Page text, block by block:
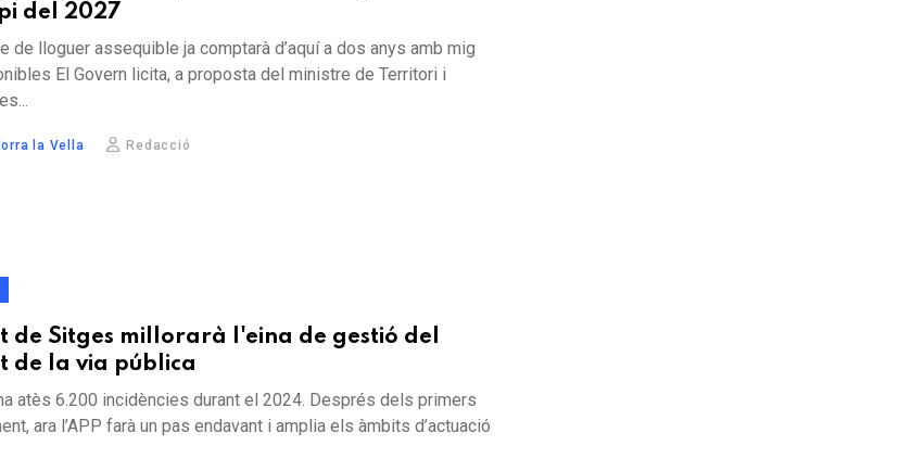
del 2027
de lloguer assequible ja comptarà d’aquí a dos anys amb mig
El Govern licita, a proposta del ministre de Territori i
la Vella Redacció
de Sitges millorarà l'eina de gestió del
de la via pública
atès 6.200 incidències durant el 2024. Després dels primers
ara l’APP farà un pas endavant i amplia els àmbits d’actuació